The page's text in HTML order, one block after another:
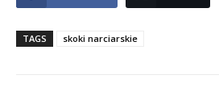
TAGS skoki narciarskie